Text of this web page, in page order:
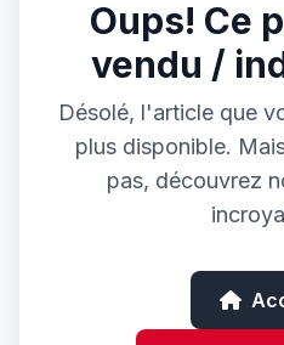
Oups! Ce
vendu /
Désolé, l'article que
plus disponible.
pas, découvrez